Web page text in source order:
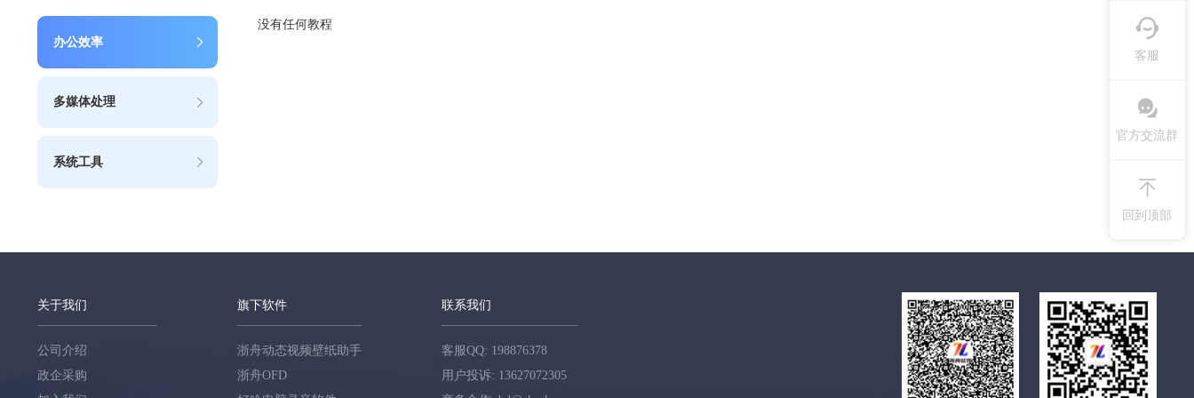
办公效率
多媒体处理
系统工具
没有任何教程
关于我们
公司介绍
政企采购
旗下软件
浙舟动态视频壁纸助手
浙舟OFD
联系我们
客服QQ: 198876378
用户投诉: 13627072305
客服
官方交流群
回到顶部